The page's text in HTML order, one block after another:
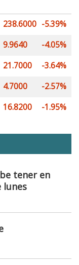
238.6000 -5.39%
9.9640
-4.05%
21.7000
-3.64%
4.7000
-2.57%
16.8200 -1.95%
tener en
lunes